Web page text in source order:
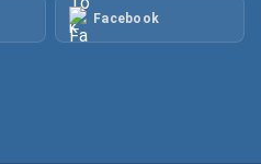
Facebook